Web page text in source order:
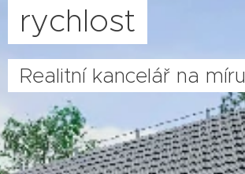
rychlost
Realitní kancelář na míru